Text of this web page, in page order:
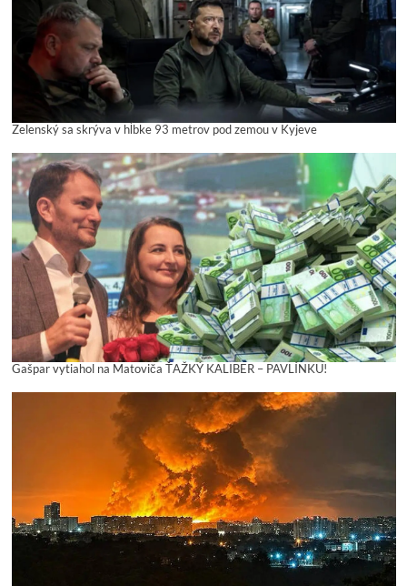
Zelenský sa skrýva v hĺbke 93 metrov pod zemou v Kyjeve
Gašpar vytiahol na Matoviča ŤAŽKÝ KALIBER – PAVLÍNKU!